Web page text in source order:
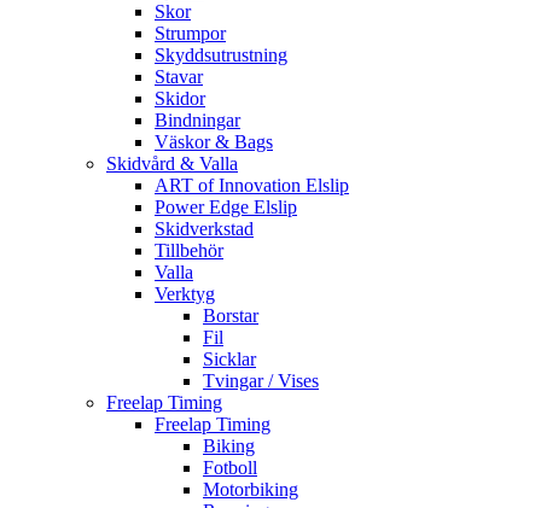
Skor
Strumpor
Skyddsutrustning
Stavar
Skidor
Bindningar
Väskor & Bags
Skidvård & Valla
ART of Innovation Elslip
Power Edge Elslip
Skidverkstad
Tillbehör
Valla
Verktyg
Borstar
Fil
Sicklar
Tvingar / Vises
Freelap Timing
Freelap Timing
Biking
Fotboll
Motorbiking